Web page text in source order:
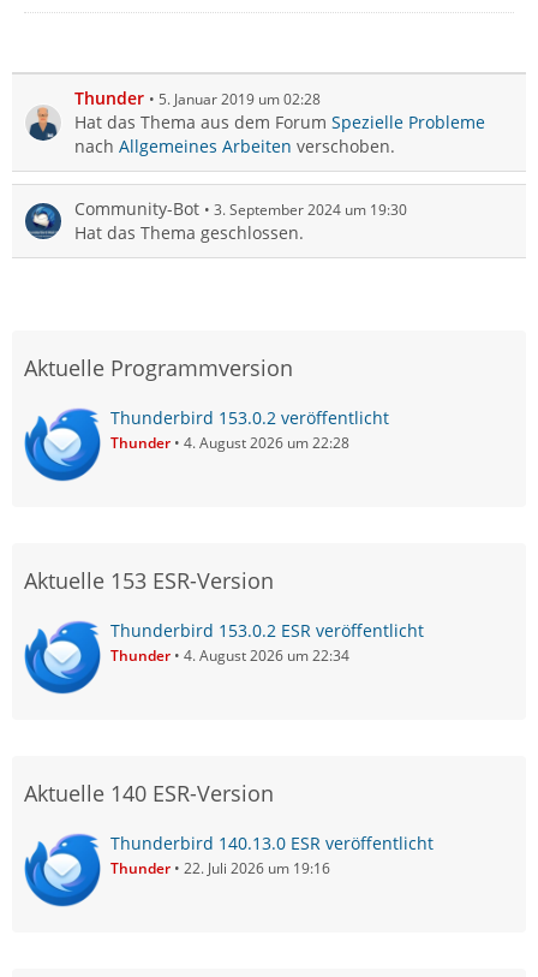
Thunder 5. Januar 2019 um 02:28
Hat das Thema aus dem Forum Spezielle Probleme
nach Allgemeines Arbeiten verschoben.
Community-Bot 3. September 2024 um 19:30
Hat das Thema geschlossen.
Aktuelle Programmversion
Thunderbird 153.0.2 veröffentlicht
Thunder 4. August 2026 um 22:28
Aktuelle 153 ESR-Version
Thunderbird 153.0.2 ESR veröffentlicht
Thunder 4. August 2026 um 22:34
Aktuelle 140 ESR-Version
Thunderbird 140.13.0 ESR veröffentlicht
Thunder 22. Juli 2026 um 19:16